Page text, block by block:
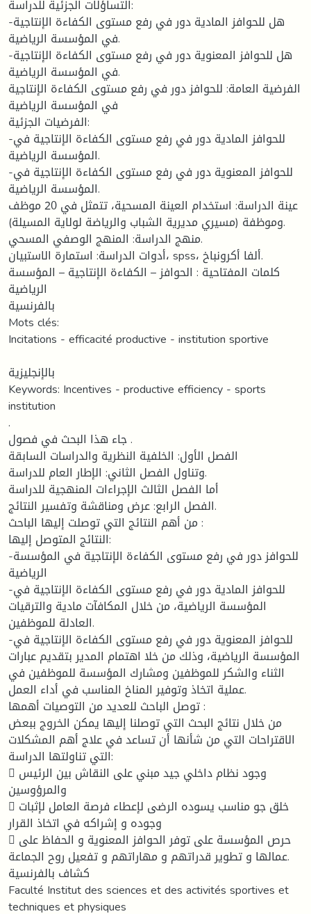
التساؤلات الجزئية للدراسة:
-هل للحوافز المادية دور في رفع مستوى الكفاءة الإنتاجية
في المؤسسة الرياضية.
-هل للحوافز المعنوية دور في رفع مستوى الكفاءة الإنتاجية
في المؤسسة الرياضية.
الفرضية العامة: للحوافز دور في رفع مستوى الكفاءة الإنتاجية
في المؤسسة الرياضية
الفرضيات الجزئية:
-للحوافز المادية دور في رفع مستوى الكفاءة الإنتاجية في
المؤسسة الرياضية.
-للحوافز المعنوية دور في رفع مستوى الكفاءة الإنتاجية في
المؤسسة الرياضية.
عينة الدراسة: استخدام العينة المسحية، تتمثل في 20 موظف
وموظفة (مسيري مديرية الشباب والرياضة لولاية المسيلة).
منهج الدراسة: المنهج الوصفي المسحي.
أدوات الدراسة: استمارة الاستبيان، spss، ألفا أكرونباخ.
كلمات المفتاحية : الحوافز – الكفاءة الإنتاجية – المؤسسة
الرياضية
بالفرنسية
Mots clés:
Incitations - efficacité productive - institution sportive
بالإنجليزية
Keywords: Incentives - productive efficiency - sports
institution
.
جاء هذا البحث في فصول .
الفصل الأول: الخلفية النظرية والدراسات السابقة
وتناول الفصل الثاني: الإطار العام للدراسة.
أما الفصل الثالث الإجراءات المنهجية للدراسة
الفصل الرابع: عرض ومناقشة وتفسير النتائج.
من أهم النتائج التي توصلت إليها الباحث :
النتائج المتوصل إليها:
-للحوافز دور في رفع مستوى الكفاءة الإنتاجية في المؤسسة
الرياضية
-للحوافز المادية دور في رفع مستوى الكفاءة الإنتاجية في
المؤسسة الرياضية، من خلال المكافآت مادية والترقيات
العادلة للموظفين.
-للحوافز المعنوية دور في رفع مستوى الكفاءة الإنتاجية في
المؤسسة الرياضية، وذلك من خلا اهتمام المدير بتقديم عبارات
الثناء والشكر للموظفين ومشارك المؤسسة للموظفين في
عملية اتخاذ وتوفير المناخ المناسب في أداء العمل.
توصل الباحث للعديد من التوصيات أهمها :
من خلال نتائج البحث التي توصلنا إليها يمكن الخروج ببعض
الاقتراحات التي من شأنها أن تساعد في علاج أهم المشكلات
التي تناولتها الدراسة:
 وجود نظام داخلي جيد مبني على النقاش بين الرئيس
والمرؤوسين
 خلق جو مناسب يسوده الرضى لإعطاء فرصة العامل لإثبات
وجوده و إشراكه في اتخاذ القرار
 حرص المؤسسة على توفر الحوافز المعنوية و الحفاظ على
عمالها و تطوير قدراتهم و مهاراتهم و تفعيل روح الجماعة.
كشاف بالفرنسية
Faculté Institut des sciences et des activités sportives et
techniques et physiques